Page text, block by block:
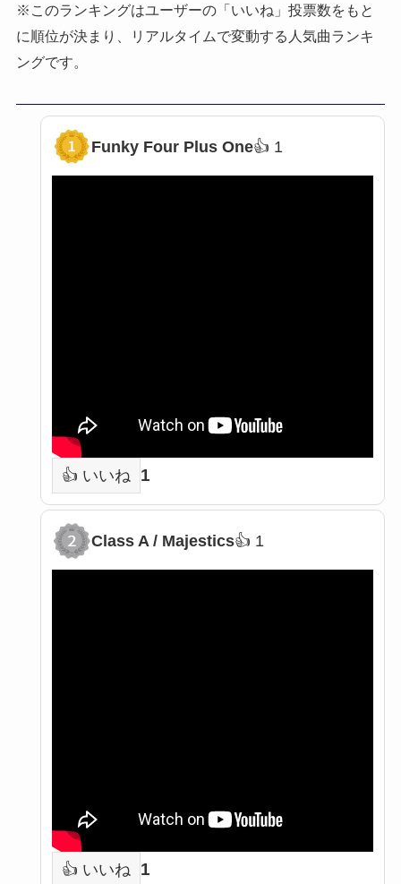
※このランキングはユーザーの「いいね」投票数をもと
に順位が決まり、リアルタイムで変動する人気曲ランキ
ングです。
1 Funky Four Plus One👍 1
👍 いいね 1
2 Class A / Majestics👍 1
👍 いいね 1